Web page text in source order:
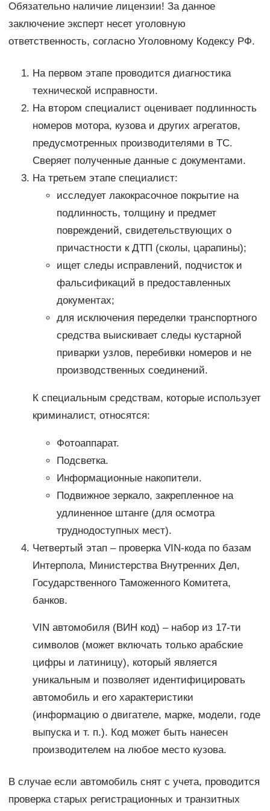
Обязательно наличие лицензии! За данное
заключение эксперт несет уголовную
ответственность, согласно Уголовному Кодексу РФ.
На первом этапе проводится диагностика
технической исправности.
На втором специалист оценивает подлинность
номеров мотора, кузова и других агрегатов,
предусмотренных производителями в ТС.
Сверяет полученные данные с документами.
На третьем этапе специалист:
исследует лакокрасочное покрытие на
подлинность, толщину и предмет
повреждений, свидетельствующих о
причастности к ДТП (сколы, царапины);
ищет следы исправлений, подчисток и
фальсификаций в предоставленных
документах;
для исключения переделки транспортного
средства выискивает следы кустарной
приварки узлов, перебивки номеров и не
производственных соединений.
К специальным средствам, которые использует
криминалист, относятся:
Фотоаппарат.
Подсветка.
Информационные накопители.
Подвижное зеркало, закрепленное на
удлиненное штанге (для осмотра
труднодоступных мест).
Четвертый этап – проверка VIN-кода по базам
Интерпола, Министерства Внутренних Дел,
Государственного Таможенного Комитета,
банков.
VIN автомобиля (ВИН код) – набор из 17-ти
символов (может включать только арабские
цифры и латиницу), который является
уникальным и позволяет идентифицировать
автомобиль и его характеристики
(информацию о двигателе, марке, модели, годе
выпуска и т. п.). Код может быть нанесен
производителем на любое место кузова.
В случае если автомобиль снят с учета, проводится
проверка старых регистрационных и транзитных